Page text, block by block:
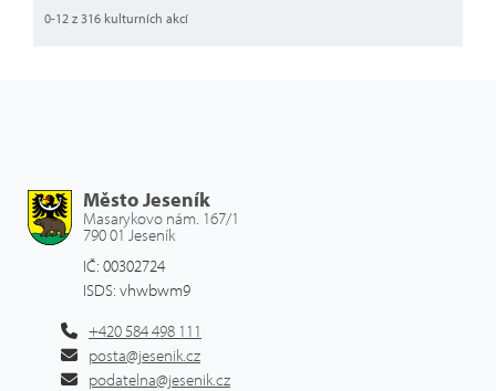
0-12 z 316 kulturních akcí
Město Jeseník
Masarykovo nám. 167/1
790 01 Jeseník
IČ: 00302724
ISDS: vhwbwm9
+420 584 498 111
posta@jesenik.cz
podatelna@jesenik.cz